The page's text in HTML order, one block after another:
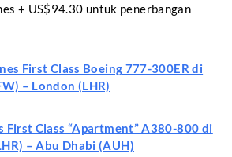
+ US$94.30 untuk penerbangan
First Class Boeing 777-300ER di
– London (LHR)
First Class “Apartment” A380-800 di
– Abu Dhabi (AUH)